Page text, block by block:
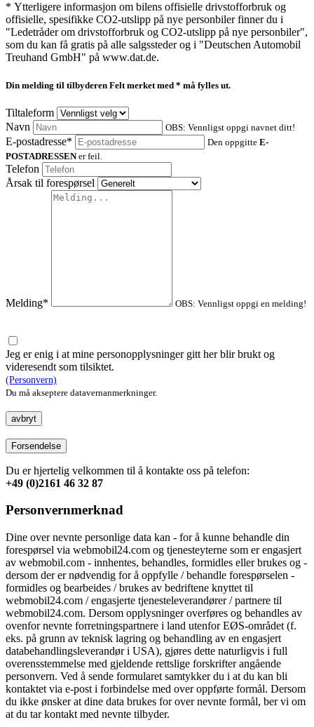
* Ytterligere informasjon om bilens offisielle drivstofforbruk og
offisielle, spesifikke CO2-utslipp på nye personbiler finner du i
"Ledetråder om drivstofforbruk og CO2-utslipp på nye personbiler",
som du kan få gratis på alle salgssteder og i "Deutschen Automobil
Treuhand GmbH" på www.dat.de.
Din melding til tilbyderen Felt merket med * må fylles ut.
Tiltaleform
Navn
OBS: Vennligst oppgi navnet ditt!
E-postadresse* Den oppgitte E-
POSTADRESSENer feil.
Telefon
Årsak til forespørsel
Melding* OBS: Vennligst oppgi en melding!
Jeg er enig i at mine personopplysninger gitt her blir brukt og
videresendt som tilsiktet.
(Personvern)
Du må akseptere datavernanmerkninger.
avbryt
Forsendelse
Du er hjertelig velkommen til å kontakte oss på telefon:
+49 (0)2161 46 32 87
Personvernmerknad
Dine over nevnte personlige data kan - for å kunne behandle din
forespørsel via webmobil24.com og tjenesteyterne som er engasjert
av webmobil.com - innhentes, behandles, formidles eller brukes og -
dersom der er nødvendig for å oppfylle / behandle forespørselen -
formidles og bearbeides / brukes av bedriftene knyttet til
webmobil24.com / engasjerte tjenesteleverandører / partnere til
webmobil24.com. Dersom opplysninger overføres og behandles av
ovenfor nevnte forretningspartnere i land utenfor EØS-området (f.
eks. på grunn av teknisk lagring og behandling av en engasjert
databehandlingsleverandør i USA), gjøres dette naturligvis i full
overensstemmelse med gjeldende rettslige forskrifter angående
personvern. Ved å sende formularet samtykker du i at du kan bli
kontaktet via e-post i forbindelse med over oppførte formål. Dersom
du ikke ønsker at dine data brukes for over nevnte formål, ber vi om
at du tar kontakt med nevnte tilbyder.